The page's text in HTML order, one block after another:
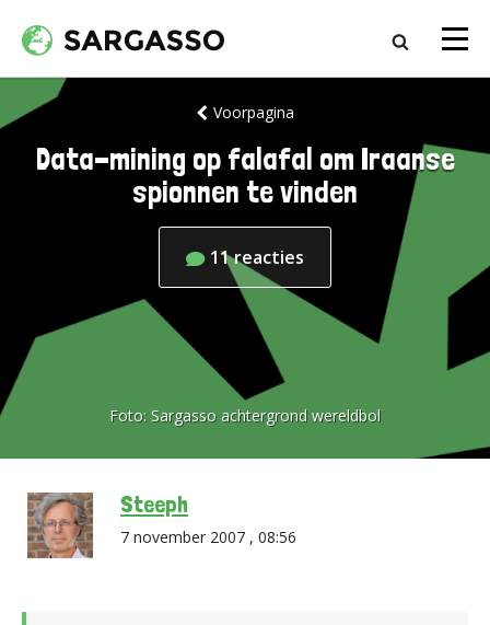
Voorpagina
Data-mining op falafal om Iraanse
spionnen te vinden
11reacties
Foto: Sargasso achtergrond wereldbol
Steeph
7 november 2007 , 08:56